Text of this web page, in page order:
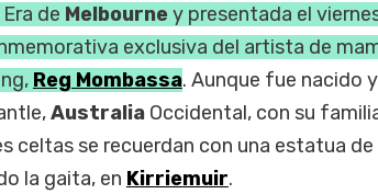
de Melbourne y presentada el
exclusiva del artista de
Reg Mombassa. Aunque fue nacido
Australia Occidental, con su
celtas se recuerdan con una estatua
la gaita, en Kirriemuir.